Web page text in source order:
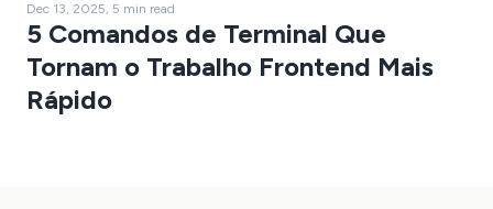
Dec 13, 2025, 5 min read
5 Comandos de Terminal Que
Tornam o Trabalho Frontend Mais
Rápido